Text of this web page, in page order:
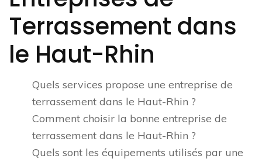
Terrassement dans
le Haut-Rhin
Quels services propose une entreprise de
terrassement dans le Haut-Rhin ?
Comment choisir la bonne entreprise de
terrassement dans le Haut-Rhin ?
Quels sont les équipements utilisés par une